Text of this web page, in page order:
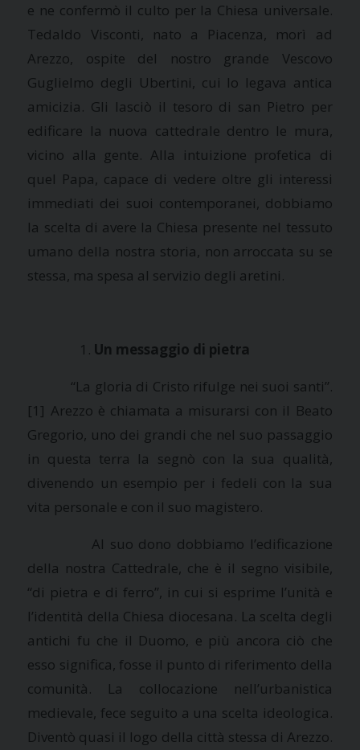
e ne confermò il culto per la Chiesa universale.
Tedaldo Visconti, nato a Piacenza, morì ad
Arezzo, ospite del nostro grande Vescovo
Guglielmo degli Ubertini, cui lo legava antica
amicizia. Gli lasciò il tesoro di san Pietro per
edificare la nuova cattedrale dentro le mura,
vicino alla gente. Alla intuizione profetica di
quel Papa, capace di vedere oltre gli interessi
immediati dei suoi contemporanei, dobbiamo
la scelta di avere la Chiesa presente nel tessuto
umano della nostra storia, non arroccata su se
stessa, ma spesa al servizio degli aretini.
Un messaggio di pietra
“La gloria di Cristo rifulge nei suoi santi”.
[1] Arezzo è chiamata a misurarsi con il Beato
Gregorio, uno dei grandi che nel suo passaggio
in questa terra la segnò con la sua qualità,
divenendo un esempio per i fedeli con la sua
vita personale e con il suo magistero.
Al suo dono dobbiamo l’edificazione
della nostra Cattedrale, che è il segno visibile,
“di pietra e di ferro”, in cui si esprime l’unità e
l’identità della Chiesa diocesana. La scelta degli
antichi fu che il Duomo, e più ancora ciò che
esso significa, fosse il punto di riferimento della
comunità. La collocazione nell’urbanistica
medievale, fece seguito a una scelta ideologica.
Diventò quasi il logo della città stessa di Arezzo.